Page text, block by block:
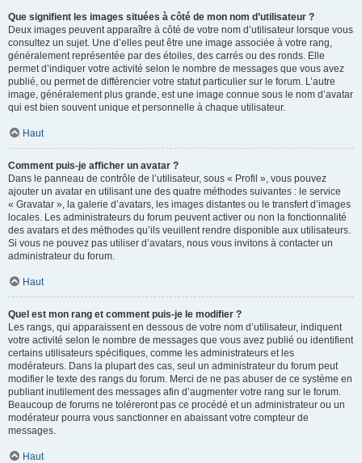
Que signifient les images situées à côté de mon nom d’utilisateur ?
Deux images peuvent apparaître à côté de votre nom d’utilisateur lorsque vous
consultez un sujet. Une d’elles peut être une image associée à votre rang,
généralement représentée par des étoiles, des carrés ou des ronds. Elle
permet d’indiquer votre activité selon le nombre de messages que vous avez
publié, ou permet de différencier votre statut particulier sur le forum. L’autre
image, généralement plus grande, est une image connue sous le nom d’avatar
qui est bien souvent unique et personnelle à chaque utilisateur.
Haut
Comment puis-je afficher un avatar ?
Dans le panneau de contrôle de l’utilisateur, sous « Profil », vous pouvez
ajouter un avatar en utilisant une des quatre méthodes suivantes : le service
« Gravatar », la galerie d’avatars, les images distantes ou le transfert d’images
locales. Les administrateurs du forum peuvent activer ou non la fonctionnalité
des avatars et des méthodes qu’ils veuillent rendre disponible aux utilisateurs.
Si vous ne pouvez pas utiliser d’avatars, nous vous invitons à contacter un
administrateur du forum.
Haut
Quel est mon rang et comment puis-je le modifier ?
Les rangs, qui apparaissent en dessous de votre nom d’utilisateur, indiquent
votre activité selon le nombre de messages que vous avez publié ou identifient
certains utilisateurs spécifiques, comme les administrateurs et les
modérateurs. Dans la plupart des cas, seul un administrateur du forum peut
modifier le texte des rangs du forum. Merci de ne pas abuser de ce système en
publiant inutilement des messages afin d’augmenter votre rang sur le forum.
Beaucoup de forums ne toléreront pas ce procédé et un administrateur ou un
modérateur pourra vous sanctionner en abaissant votre compteur de
messages.
Haut